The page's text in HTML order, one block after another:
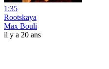
1:35
Rootskaya
Max Bouli
il y a 20 ans